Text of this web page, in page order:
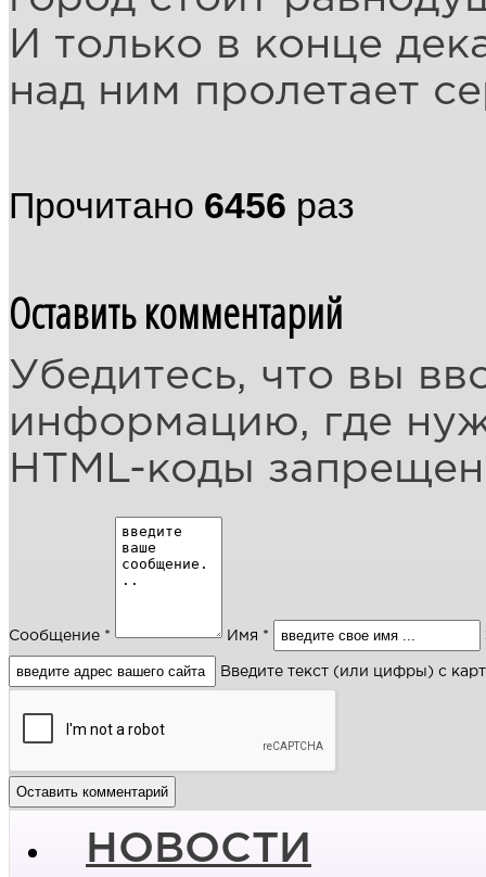
И только в конце
над ним пролетает
Прочитано 6456 раз
Оставить комментарий
Убедитесь, что вы
информацию, где
HTML-коды
Сообщение * Имя *
Введите текст (или цифры) с
НОВОСТИ